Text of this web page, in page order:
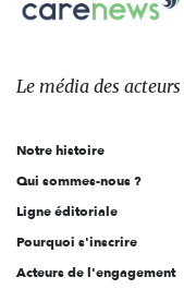
sur:
Le
des
l'engagement
Le média des acteurs
Notre histoire
Qui sommes-nous ?
Ligne éditoriale
Pourquoi s'inscrire
Acteurs de l'engagement